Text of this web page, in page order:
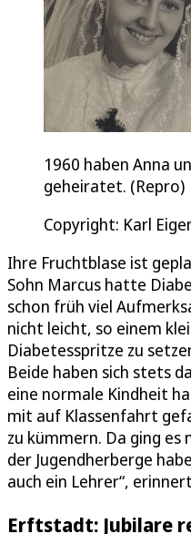
1960 haben Anna
geheiratet. (Repro)
Copyright: Karl
Ihre Fruchtblase ist
Sohn Marcus hatte
schon früh viel
nicht leicht, so einem
Diabetesspritze zu
Beide haben sich stets
eine normale Kindheit
mit auf Klassenfahrt
zu kümmern. Da ging es
der Jugendherberge
auch ein Lehrer“,
Erftstadt: Jubilare